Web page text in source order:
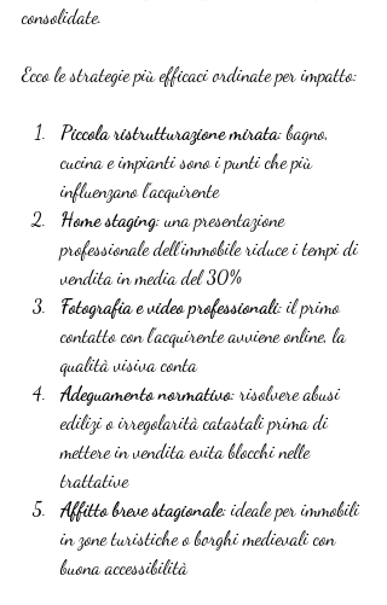
consolidate.
Ecco le strategie più efficaci ordinate per impatto:
Piccola ristrutturazione mirata: bagno,
cucina e impianti sono i punti che più
influenzano l’acquirente
Home staging: una presentazione
professionale dell’immobile riduce i tempi di
vendita in media del 30%
Fotografia e video professionali: il primo
contatto con l’acquirente avviene online, la
qualità visiva conta
Adeguamento normativo: risolvere abusi
edilizi o irregolarità catastali prima di
mettere in vendita evita blocchi nelle
trattative
Affitto breve stagionale: ideale per immobili
in zone turistiche o borghi medievali con
buona accessibilità